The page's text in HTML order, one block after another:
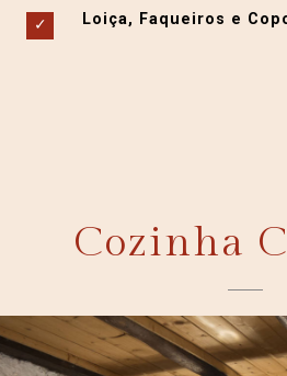
Loiça, Faqueiros e
Cozinha